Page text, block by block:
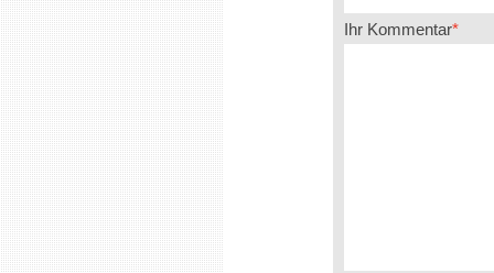
Ihr Kommentar